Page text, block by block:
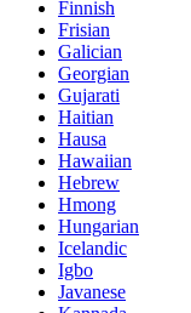
Finnish
Frisian
Galician
Georgian
Gujarati
Haitian
Hausa
Hawaiian
Hebrew
Hmong
Hungarian
Icelandic
Igbo
Javanese